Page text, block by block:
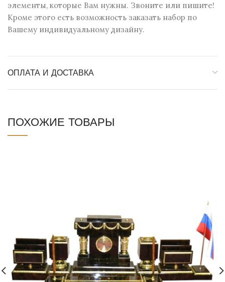
элементы, которые Вам нужны. Звоните или пишите!
Кроме этого есть возможность заказать набор по
Вашему индивидуальному дизайну.
ОПЛАТА И ДОСТАВКА
ПОХОЖИЕ ТОВАРЫ